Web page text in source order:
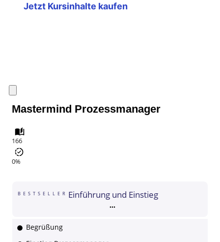
Jetzt Kursinhalte kaufen
Mastermind Prozessmanager
166
0%
BESTSELLER Einführung und Einstieg
Begrüßung